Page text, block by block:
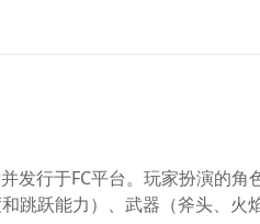
发行于FC平台。玩家扮演的
跳跃能力）、武器（斧头、